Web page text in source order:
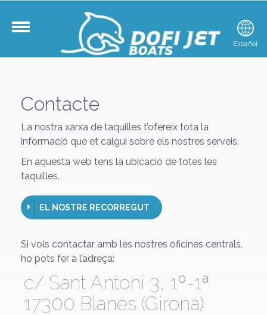
Català Español
Contacte
La nostra xarxa de taquilles t’ofereix tota la
informació que et calgui sobre els nostres serveis.
En aquesta web tens la ubicació de totes les
taquilles.
EL NOSTRE RECORREGUT
Si vols contactar amb les nostres oficines centrals,
ho pots fer a l’adreça:
c/ Sant Antoni 3, 1º-1ª
17300 Blanes (Girona)